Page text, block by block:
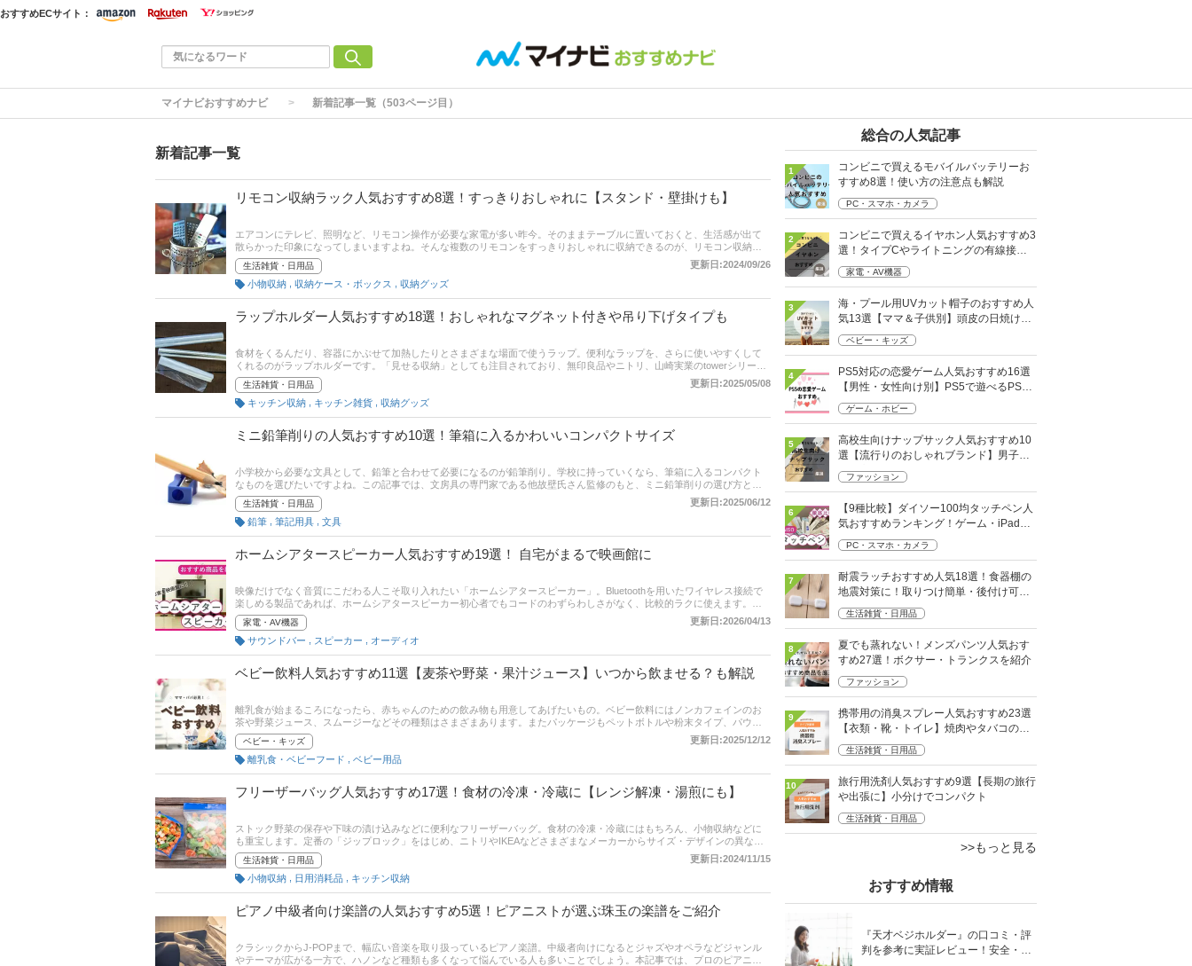
おすすめECサイト：
マイナビおすすめナビ 新着記事一覧（503ページ目）
新着記事一覧
リモコン収納ラック人気おすすめ8選！すっきりおしゃれに【スタンド・壁掛けも】
エアコンにテレビ、照明など、リモコン操作が必要な家電が多い昨今。そのままテーブルに置いておくと、生活感が出て
散らかった印象になってしまいますよね。そんな複数のリモコンをすっきりおしゃれに収納できるのが、リモコン収納ラ
ック。「あれ、リモコンどこにやったっけ？」と探すこともなくなるでしょう。この記事では、整理収納アドバイザーで
ある岩佐弥生さんへの取材をもとに、リモコン収納ラックの選び方と、スタンド型や壁掛け型などのおすすめ商品をご紹
介します。さらに記事後半では、通販サイトの最新人気ランキングもチェックできます。気になる方は、ぜひ最後までご
覧ください。
生活雑貨・日用品
更新日:2024/09/26
小物収納
収納ケース・ボックス 収納グッズ
ラップホルダー人気おすすめ18選！おしゃれなマグネット付きや吊り下げタイプも
食材をくるんだり、容器にかぶせて加熱したりとさまざまな場面で使うラップ。便利なラップを、さらに使いやすくして
くれるのがラップホルダーです。「見せる収納」としても注目されており、無印良品やニトリ、山崎実業のtowerシリーズ
などおしゃれな商品が多数販売されています。本記事では、そんなラップホルダーの選び方とおすすめ商品をご紹介。記
事の最後には、amazonなど通販サイトの最新人気ランキングも載せているので、売れ筋や口コミもあわせてチェックして
みてください。
生活雑貨・日用品
更新日:2025/05/08
キッチン収納
キッチン雑貨 収納グッズ
ミニ鉛筆削りの人気おすすめ10選！筆箱に入るかわいいコンパクトサイズ
小学校から必要な文具として、鉛筆と合わせて必要になるのが鉛筆削り。学校に持っていくなら、筆箱に入るコンパクト
なものを選びたいですよね。この記事では、文房具の専門家である他故壁氏さん監修のもと、ミニ鉛筆削りの選び方とお
すすめ商品をご紹介します。子どもはもちろん、大人まで使える安全・おしゃれで使いやすい商品を厳選しました。記事
の後半にはAmazonや楽天など通販サイトの最新人気ランキングも載せていますので、売れ筋や口コミもあわせてチェック
してみてください。
生活雑貨・日用品
更新日:2025/06/12
鉛筆
筆記用具 文具
ホームシアタースピーカー人気おすすめ19選！ 自宅がまるで映画館に
映像だけでなく音質にこだわる人こそ取り入れたい「ホームシアタースピーカー」。Bluetoothを用いたワイヤレス接続で
楽しめる製品であれば、ホームシアタースピーカー初心者でもコードのわずらわしさがなく、比較的ラクに使えます。多
くの製品が出ているので、どれを選んだらよいか迷ってしまう人も多いのではないでしょうか。この記事では、ホームシ
アタースピーカーの選び方とおすすめ商品を紹介。5.1ch・7.1ch対応のサラウンドワイヤレススピーカーや、本格派な高級
スピーカー、入手しやすい安いスピーカー、ソニー・ヤマハ・ボーズといった人気メーカーの製品などをピックアップし
ています。記事後半には、比較一覧表、通販サイトの売れ筋人気ランキングもあるので、口コミや評判もチェックしてみ
てください。
家電・AV機器
更新日:2026/04/13
サウンドバー
スピーカー オーディオ
ベビー飲料人気おすすめ11選【麦茶や野菜・果汁ジュース】いつから飲ませる？も解説
離乳食が始まるころになったら、赤ちゃんのための飲み物も用意してあげたいもの。ベビー飲料にはノンカフェインのお
茶や野菜ジュース、スムージーなどその種類はさまざまあります。またパッケージもペットボトルや粉末タイプ、パウチ
タイプなどがあり、赤ちゃんの月齢や用途に合わせて選びたいですよね。そこで、食育スペシャリストであるとけいじ千
絵さんに、ベビー飲料の選び方とおすすめの商品をうかがいました。 通販サイトの最新人気ランキングのリンクもあるの
で、売れ筋や口コミを確認してみてくださいね。
ベビー・キッズ
更新日:2025/12/12
離乳食・ベビーフード
ベビー用品
フリーザーバッグ人気おすすめ17選！食材の冷凍・冷蔵に【レンジ解凍・湯煎にも】
ストック野菜の保存や下味の漬け込みなどに便利なフリーザーバッグ。食材の冷凍・冷蔵にはもちろん、小物収納などに
も重宝します。定番の「ジップロック」をはじめ、ニトリやIKEAなどさまざまなメーカーからサイズ・デザインの異なる
商品が販売されています。この記事では、フリーザーバッグの選び方とおすすめ商品をご紹介。安くて沢山入っている高
コスパの商品、電子レンジ解凍や湯煎できる商品などを厳選しました！さらに記事後半では、通販サイトの人気売れ筋ラ
ンキングもチェックできます。便利で使いやすいフリーザーバッグをお探しの方は、ぜひ最後までご覧ください！
生活雑貨・日用品
更新日:2024/11/15
小物収納
日用消耗品 キッチン収納
ピアノ中級者向け楽譜の人気おすすめ5選！ピアニストが選ぶ珠玉の楽譜をご紹介
クラシックからJ-POPまで、幅広い音楽を取り扱っているピアノ楽譜。中級者向けになるとジャズやオペラなどジャンル
やテーマが広がる一方で、ハノンなど種類も多くなって悩んでいる人も多いことでしょう。本記事では、プロのピアニス
総合の人気記事
1
コンビニで買えるモバイルバッテリーお
すすめ8選！使い方の注意点も解説
PC・スマホ・カメラ
2
コンビニで買えるイヤホン人気おすすめ3
選！タイプCやライトニングの有線接続
タイプも
家電・AV機器
3
海・プール用UVカット帽子のおすすめ人
気13選【ママ＆子供別】頭皮の日焼け対
策に
ベビー・キッズ
4
PS5対応の恋愛ゲーム人気おすすめ16選
【男性・女性向け別】PS5で遊べるPS4
ソフトも
ゲーム・ホビー
5
高校生向けナップサック人気おすすめ10
選【流行りのおしゃれブランド】男子・
女子高生向け
ファッション
6
【9種比較】ダイソー100均タッチペン人
気おすすめランキング！ゲーム・iPad向
けなど
PC・スマホ・カメラ
7
耐震ラッチおすすめ人気18選！食器棚の
地震対策に！取りつけ簡単・後付け可能
も
生活雑貨・日用品
8
夏でも蒸れない！メンズパンツ人気おす
すめ27選！ボクサー・トランクスを紹介
ファッション
9
携帯用の消臭スプレー人気おすすめ23選
【衣類・靴・トイレ】焼肉やタバコのニ
オイにも
生活雑貨・日用品
10
旅行用洗剤人気おすすめ9選【長期の旅行
や出張に】小分けでコンパクト
生活雑貨・日用品
>>もっと見る
おすすめ情報
『天才ベジホルダー』の口コミ・評
判を参考に実証レビュー！安全・時